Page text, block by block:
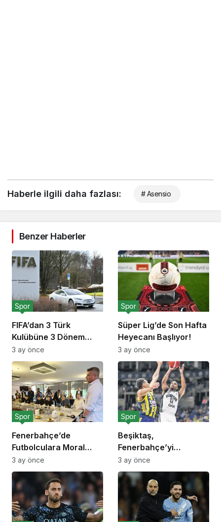
Haberle ilgili daha fazlası: # Asensio
Benzer Haberler
FIFA’dan 3 Türk
Kulübüne 3 Dönem
Transfer Yasağı!
Spor
3 ay önce
Süper Lig’de Son Hafta
Heyecanı Başlıyor!
Spor
3 ay önce
Fenerbahçe’de
Futbolculara Moral
Yemeği!
Spor
3 ay önce
Beşiktaş,
Fenerbahçe’yi
Deplasmanda Yendi!
Spor
3 ay önce